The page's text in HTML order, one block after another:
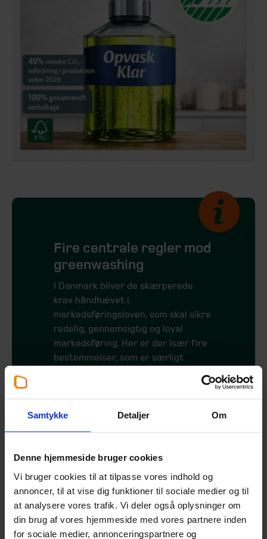
Samtykke Detaljer Om
Denne hjemmeside bruger cookies
Vi bruger cookies til at tilpasse vores indhold og
annoncer, til at vise dig funktioner til sociale medier og til
at analysere vores trafik. Vi deler også oplysninger om
din brug af vores hjemmeside med vores partnere inden
for sociale medier, annonceringspartnere og
Fire centrale regler mod
greenwashing
I Danmark bliver de skærperede
krav håndhævet i
markedsføringsloven, som skal sikre
redelig, gennemsigtig og loyal
markedsføring. Her er der især fire
bestemmelser, som er særligt
§ 5
Vildledende oplysninger og
information
§ 8
Væsentlig forvridning af
forbrugerens adfærd
(vurderingskriterie til §§5 og 6)